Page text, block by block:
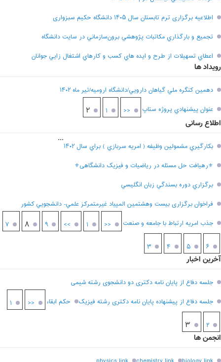
اطلاعیه برگزاری ترم تابستان سال ۱۴۰۵ دانشگاه حکیم سبزواری
تجميع و بارگذاري مکاتبات پژوهشي برون‌سازماني در سايت دانشگاه
اعطاي تسهيلات از طرح و ايده هاي کسب و کارهاي اشتغال زايي جوانان
رویداد ها
دهمين کنگره ملي گياهان دارويي/دانشگاه اروميه/تير ماه ۱۴۰۲
عنوان پيشنهادي پروژه ستاپ
<< ۱ ۲
اطلاع رسانی
بکارگيري مشمولين وظيفه ( امريه سربازي ) براي سال ۱۴۰۲
⚜رهیافت حل مسئله در ریاضیات و فیزیک دانشگاهی⚜
برگزاري دوره بسندگي زبان انگليسي
فراخوان برگزاری بيست وهشتمين المپياد غيرمتمركز علمي- دانشجويي كشور
جذب امریه ارتباط با جامعه و صنعت
<< ۱
...
۳ ۴ ۵ ۶
۷ ۸ ۹ >>
آخرین اخبار
جلسه دفاع از پایان نامه دکتری دو دانشجوی رشته شیمی
جلسه دفاع از پیشنهاده پایان نامه دکتری رشته فیزیک
حکم ابقاء << ۱
۲ ۳
انجمن ها